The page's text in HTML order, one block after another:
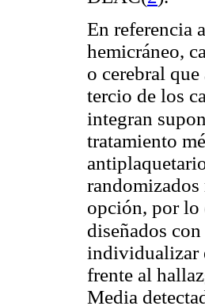
En referencia
hemicráneo,
o cerebral
tercio de los
integran
tratamiento
opción, por lo
diseñados
individualizar
frente al
Media